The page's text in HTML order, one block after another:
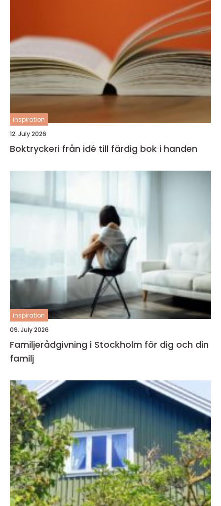
inspiration
12. July 2026
Boktryckeri från idé till färdig bok i handen
inspiration
09. July 2026
Familjerådgivning i Stockholm för dig och din
familj